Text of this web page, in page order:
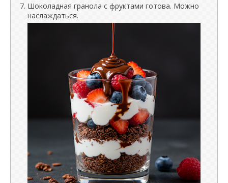
Шоколадная гранола с фруктами готова. Можно
наслаждаться.